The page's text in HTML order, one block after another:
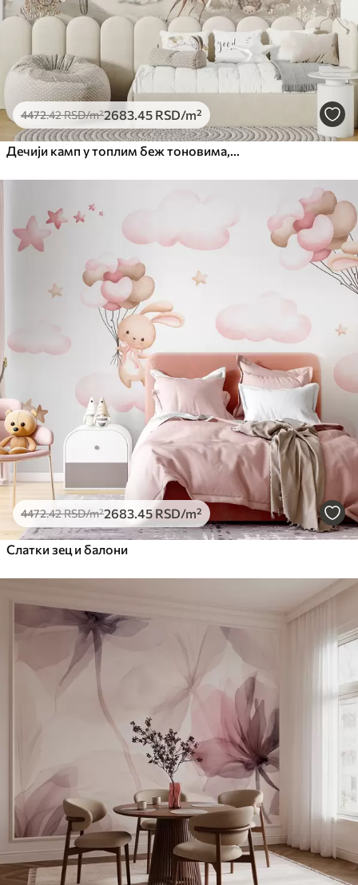
Премиум
6333 .33 3800.00 RSD
Peel and Stick
8166.674900.00RSD/m²
4472.42RSD/m²2683 .45 RSD/m²
4472.42RSD/m²2683 .45 RSD/m²
Слатки зец и балони